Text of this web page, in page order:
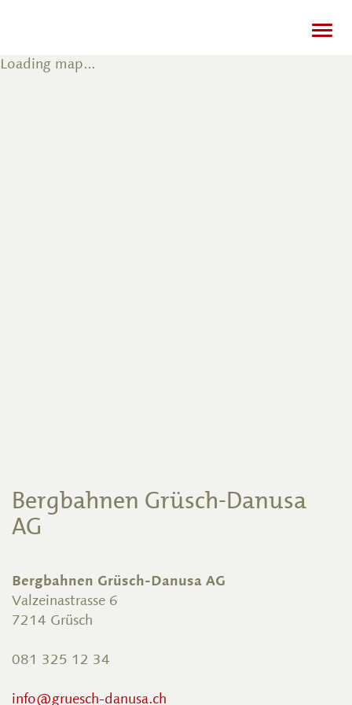
Loading map...
Bergbahnen Grüsch-Danusa
AG
Bergbahnen Grüsch-Danusa AG
Valzeinastrasse 6
7214 Grüsch
081 325 12 34
info@gruesch-danusa.ch